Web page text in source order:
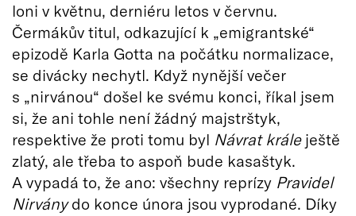
loni v květnu, derniéru letos v červnu.
Čermákův titul, odkazující k „emigrantské“
epizodě Karla Gotta na počátku normalizace,
se divácky nechytl. Když nynější večer
s „nirvánou“ došel ke svému konci, říkal jsem
si, že ani tohle není žádný majstrštyk,
respektive že proti tomu byl Návrat králeještě
zlatý, ale třeba to aspoň bude kasaštyk.
A vypadá to, že ano: všechny reprízy Pravidel
Nirványdo konce února jsou vyprodané. Díky